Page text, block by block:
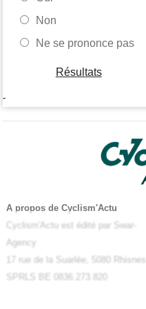
Non
Ne se prononce pas
Résultats
-
A propos de Cyclism'Actu
Cyclism'Actu est édité par Swar-
Agency
17 rue de la Suarlée, 5080 Rhisnes
SPRLS BE 0836.273.820